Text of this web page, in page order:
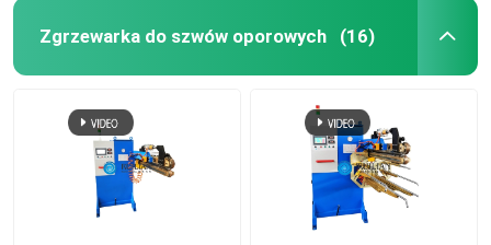
Zgrzewarka do szwów oporowych (16)